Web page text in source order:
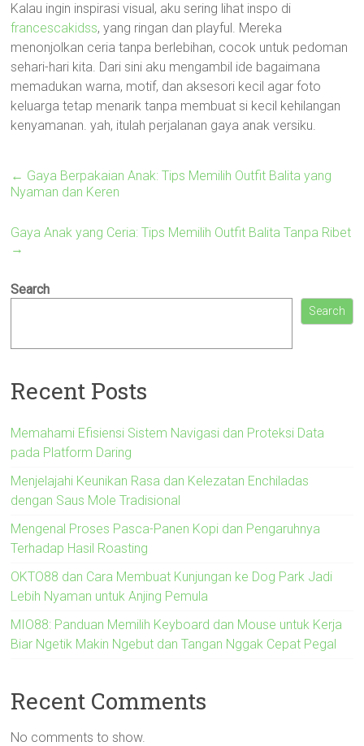
Kalau ingin inspirasi visual, aku sering lihat inspo di
francescakidss, yang ringan dan playful. Mereka
menonjolkan ceria tanpa berlebihan, cocok untuk pedoman
sehari-hari kita. Dari sini aku mengambil ide bagaimana
memadukan warna, motif, dan aksesori kecil agar foto
keluarga tetap menarik tanpa membuat si kecil kehilangan
kenyamanan. yah, itulah perjalanan gaya anak versiku.
← Gaya Berpakaian Anak: Tips Memilih Outfit Balita yang
Nyaman dan Keren
Gaya Anak yang Ceria: Tips Memilih Outfit Balita Tanpa Ribet
→
Search
Search
Recent Posts
Memahami Efisiensi Sistem Navigasi dan Proteksi Data
pada Platform Daring
Menjelajahi Keunikan Rasa dan Kelezatan Enchiladas
dengan Saus Mole Tradisional
Mengenal Proses Pasca-Panen Kopi dan Pengaruhnya
Terhadap Hasil Roasting
OKTO88 dan Cara Membuat Kunjungan ke Dog Park Jadi
Lebih Nyaman untuk Anjing Pemula
MIO88: Panduan Memilih Keyboard dan Mouse untuk Kerja
Biar Ngetik Makin Ngebut dan Tangan Nggak Cepat Pegal
Recent Comments
No comments to show.